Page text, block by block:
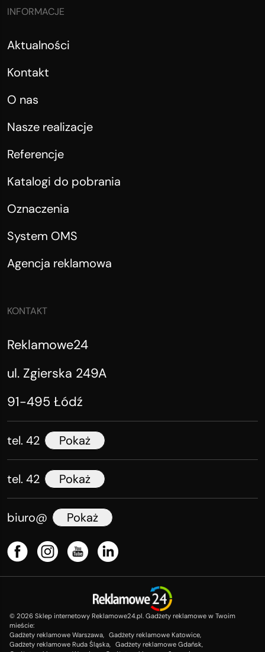
INFORMACJE
Aktualności
Kontakt
O nas
Nasze realizacje
Referencje
Katalogi do pobrania
Oznaczenia
System OMS
Agencja reklamowa
KONTAKT
Reklamowe24
ul. Zgierska 249A
91-495 Łódź
tel. 42 Pokaż
tel. 42 Pokaż
biuro@ Pokaż
© 2026 Sklep internetowy Reklamowe24.pl. Gadżety reklamowe w Twoim
mieście:
Gadżety reklamowe Warszawa, Gadżety reklamowe Katowice,
Gadżety reklamowe Ruda Śląska, Gadżety reklamowe Gdańsk,